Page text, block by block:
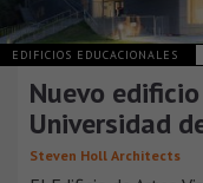
EDIFICIOS EDUCACIONALES
Nuevo
Universidad
Steven Holl Architects